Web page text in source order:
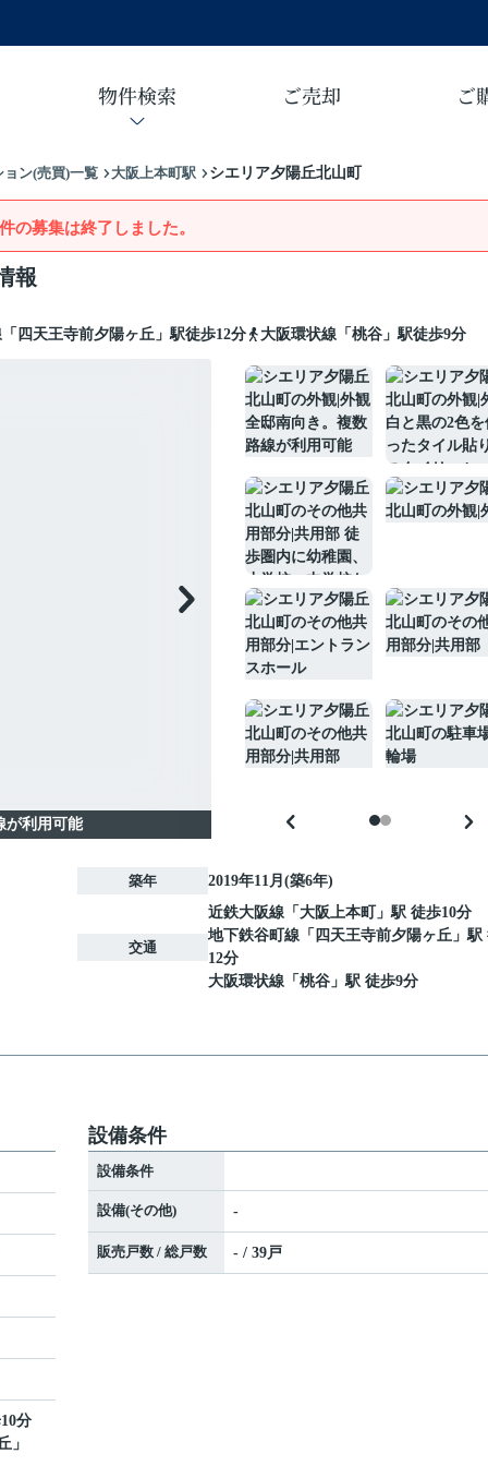
物件検索 ご売却 ご
ン(売買)一覧 大阪上本町駅 シエリア夕陽丘北山町
の募集は終了しました。
報
四天王寺前夕陽ヶ丘」駅徒歩12分 大阪環状線「桃谷」駅徒歩9分
が利用可能
築年 2019年11月(築6年)
交通
近鉄大阪線 「 大阪上本町
」駅 徒歩10分
地下鉄谷町線 「 四天王寺前夕陽ヶ丘 」
12分
大阪環状線 「 桃谷 」駅 徒歩9分
分
」
設備条件
設備条件
設備(その他) -
販売戸数 / 総戸数 - / 39戸